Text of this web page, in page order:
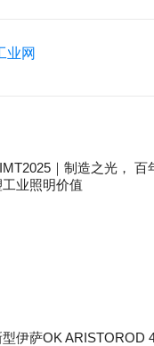
业网
｜制造之光， 百
工业照明价值
型伊萨OK ARISTOROD